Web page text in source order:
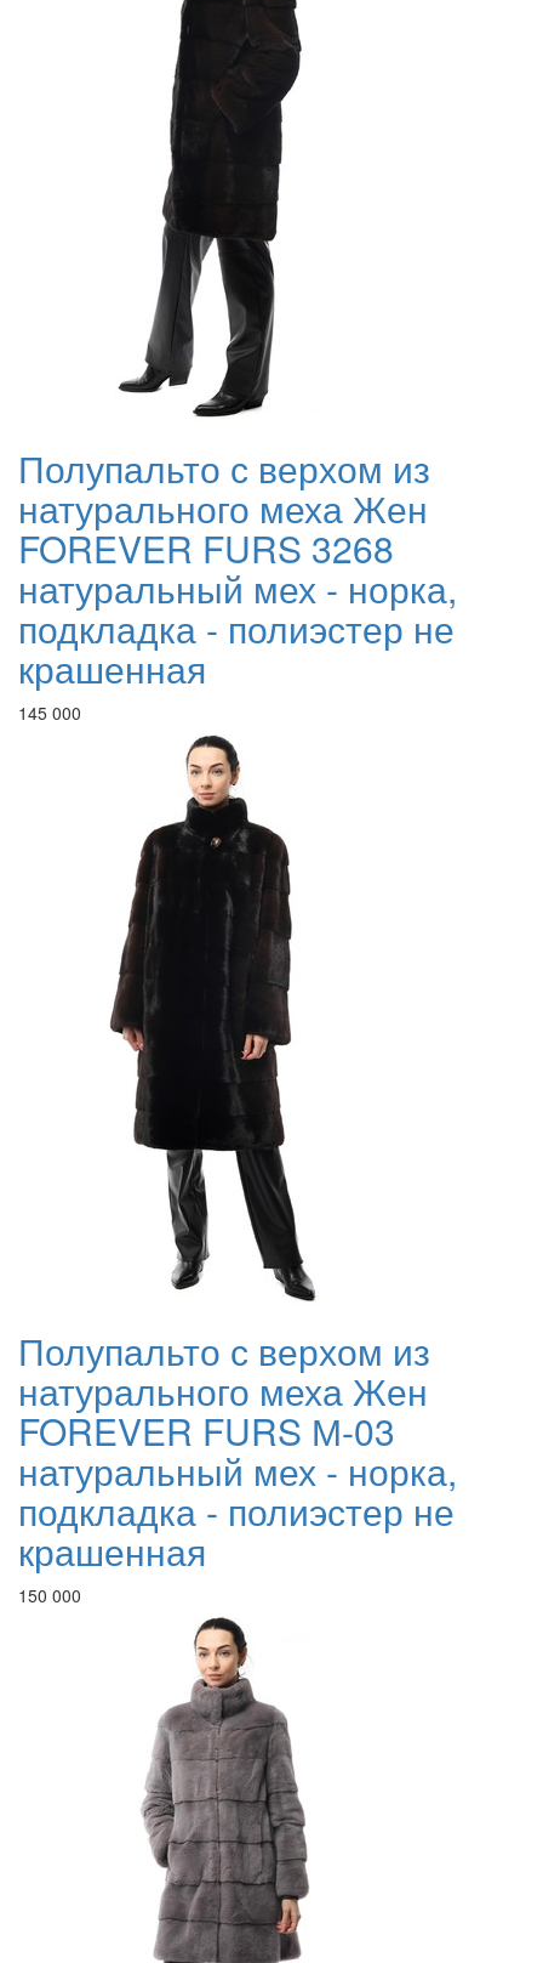
Полупальто с верхом из
натурального меха Жен
FOREVER FURS 3268
натуральный мех - норка,
подкладка - полиэстер не
крашенная
145 000
Полупальто с верхом из
натурального меха Жен
FOREVER FURS М-03
натуральный мех - норка,
подкладка - полиэстер не
крашенная
150 000